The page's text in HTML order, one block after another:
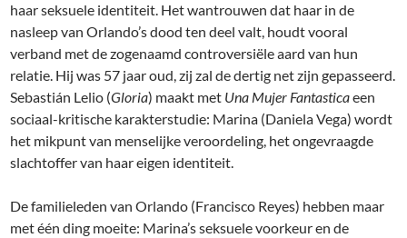
haar seksuele identiteit. Het wantrouwen dat haar in de
nasleep van Orlando’s dood ten deel valt, houdt vooral
verband met de zogenaamd controversiële aard van hun
relatie. Hij was 57 jaar oud, zij zal de dertig net zijn gepasseerd.
Sebastián Lelio (Gloria) maakt met Una Mujer Fantasticaeen
sociaal-kritische karakterstudie: Marina (Daniela Vega) wordt
het mikpunt van menselijke veroordeling, het ongevraagde
slachtoffer van haar eigen identiteit.
De familieleden van Orlando (Francisco Reyes) hebben maar
met één ding moeite: Marina’s seksuele voorkeur en de